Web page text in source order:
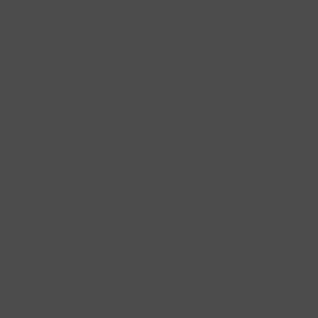
Trockenheit bereiten ihm kaum Probleme.
Auch der Einfluss von Streusalz sowie
ist für die Nutzung in Einkaufsstraßen und auf
seine Umgebung verschönern.